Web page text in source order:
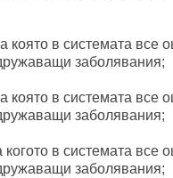
която в системата все
заболявания;
която в системата все
заболявания;
когото в системата все
заболявания;